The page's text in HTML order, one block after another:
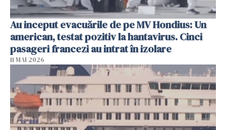
Au inceput evacuările de pe MV Hondius: Un
american, testat pozitiv la hantavirus. Cinci
pasageri francezi au intrat în izolare
11 MAI 2026